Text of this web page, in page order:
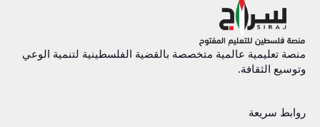
منصة تعليمية عالمية متخصصة بالقضية الفلسطينية لتنمية الوعي
وتوسيع الثقافة.
روابط سريعة